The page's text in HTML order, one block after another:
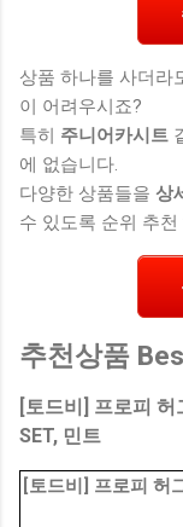
상품 하나를 사더라
이 어려우시죠?
특히 주니어카시트
에 없습니다.
다양한 상품들을 상
수 있도록 순위 추천
추천상품
[토드비] 프로피
SET, 민트
[토드비] 프로피 허